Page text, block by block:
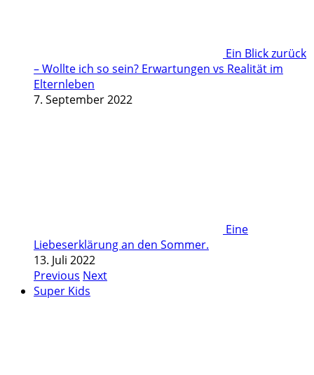
Ein Blick zurück
– Wollte ich so sein? Erwartungen vs Realität im
Elternleben
7. September 2022
Eine
Liebeserklärung an den Sommer.
13. Juli 2022
Previous Next
Super Kids